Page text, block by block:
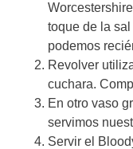
toque de la
podemos
Revolver
cuchara.
En otro vaso
servimos
Servir el